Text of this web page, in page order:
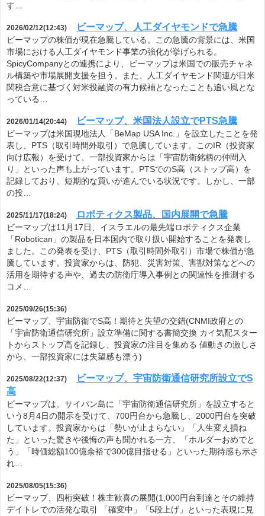
す…
2026/02/12(12:43) ビーマップ、人工ダイヤモンドで急騰
ビーマップの株価が現在急騰している。この急騰の背景には、米国
市場における人工ダイヤモンド事業の強化が挙げられる。
SpicyCompanyとの連携により、ビーマップは米国での販売チャネ
ル構築や市場展開支援を担う。また、人工ダイヤモンド関連が日米
関税合意に基づく対米投融資の有力候補となったことも追い風とな
っている…
2026/01/14(20:44) ビーマップ、米国法人設立でPTS急騰
ビーマップは米国現地法人「BeMap USA Inc.」を設立したことを発
表し、PTS（取引時間外取引）で急騰しています。このIR（投資家
向け広報）を受けて、一部投資家からは「宇宙防衛銘柄の仲間入
り」といった声も上がっています。PTSでのS高（ストップ高）を
記録しており、短期的な買いが進んでいる状況です。しかし、一部
の投…
2025/11/17(18:24) ロボティクス製品、国内展開で急騰
ビーマップは11月17日、イスラエルの最先端ロボティクス企業
「Robotican」の製品を日本国内で取り扱い開始することを発表し
ました。この発表を受け、PTS（取引時間外取引）市場で株価が急
騰しています。投資家からは、防犯、災害対策、害獣対策などへの
活用を期待する声や、過去の防衛庁導入事例との関連性を推測する
コメ…
2025/09/26(15:36)
ビーマップ、宇宙防衛でS高！期待と失望の交錯(CNMI政府との
「宇宙防衛通信研究所」設立準備に関する書簡交換 カイ気配スター
トからストップ高を記録し、投資家の注目を集める 値動きの激しさ
から、一部投資家には失望感も漂う)
2025/08/22(12:37)
ビーマップ、宇宙防衛通信研究所設立でS
高
ビーマップは、サイパン島に「宇宙防衛通信研究所」を設立すると
いう8月4日の開示を受けて、700円台から急騰し、2000円台を突破
しています。投資家からは「勢いが止まらない」「人生変え損ね
た」といった驚きや後悔の声も聞かれる一方、「ホルダーおめでと
う」「時価総額100億余裕で300億目指せる」といった期待感も示さ
れ…
2025/08/05(15:36)
ビーマップ、四桁突破！株主歓喜の展開(1,000円台到達とその維持
デイトレでの活発な取引 「確変中」「5段上げ」といった表現に見